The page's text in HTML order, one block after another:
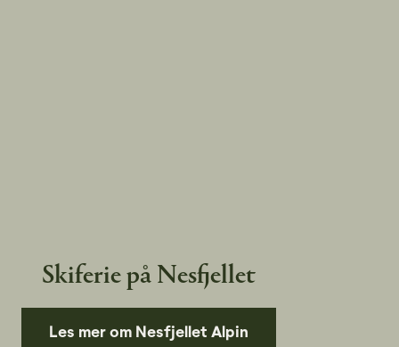
Skiferie på Nesfjellet
Les mer om Nesfjellet Alpin